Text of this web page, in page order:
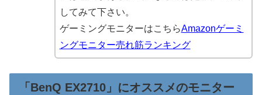
してみて下さい。
ゲーミングモニターはこちらAmazonゲーミ
ングモニター売れ筋ランキング
「BenQ EX2710」にオススメのモニター